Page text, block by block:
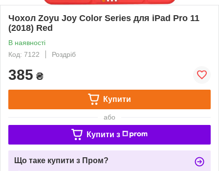
Чохол Zoyu Joy Color Series для iPad Pro 11
(2018) Red
В наявності
Код: 7122
Роздріб
385 ₴
Купити
або
Купити з
Що таке купити з Пром?